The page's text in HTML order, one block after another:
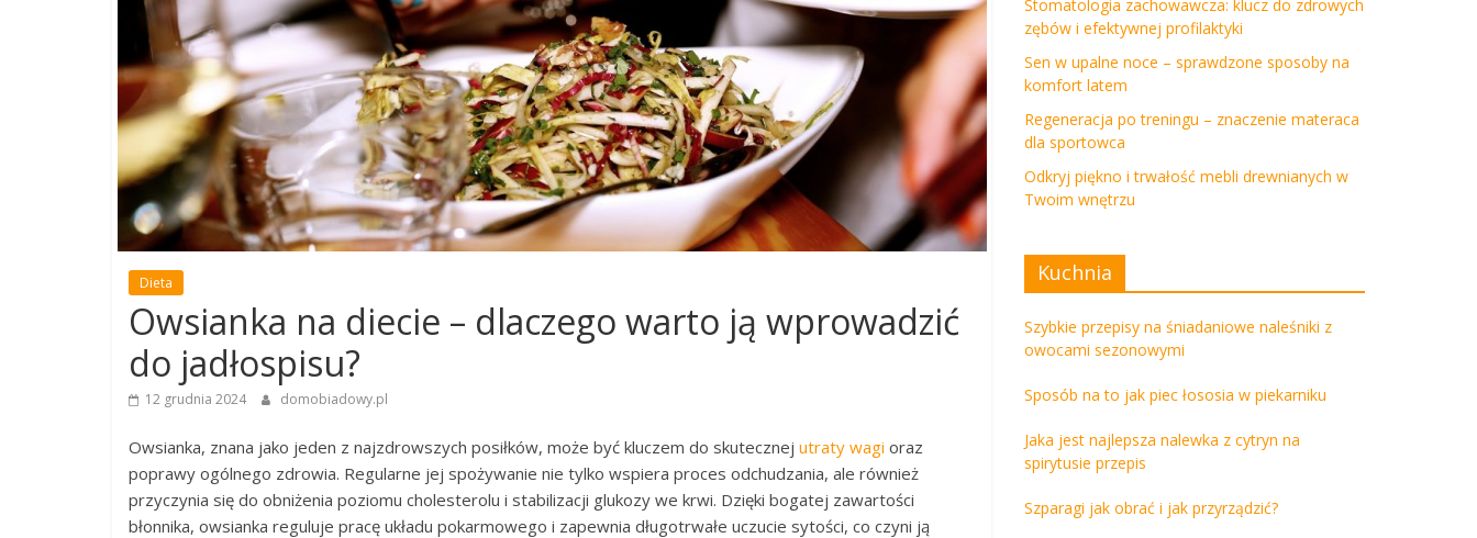
Dieta
Owsianka na diecie – dlaczego warto ją wprowadzić
do jadłospisu?
12 grudnia 2024 domobiadowy.pl
Owsianka, znana jako jeden z najzdrowszych posiłków, może być kluczem do skutecznej utraty wagi oraz
poprawy ogólnego zdrowia. Regularne jej spożywanie nie tylko wspiera proces odchudzania, ale również
przyczynia się do obniżenia poziomu cholesterolu i stabilizacji glukozy we krwi. Dzięki bogatej zawartości
błonnika, owsianka reguluje pracę układu pokarmowego i zapewnia długotrwałe uczucie sytości, co czyni ją
Stomatologia zachowawcza: klucz do zdrowych
zębów i efektywnej profilaktyki
Sen w upalne noce – sprawdzone sposoby na
komfort latem
Regeneracja po treningu – znaczenie materaca
dla sportowca
Odkryj piękno i trwałość mebli drewnianych w
Twoim wnętrzu
Kuchnia
Szybkie przepisy na śniadaniowe naleśniki z
owocami sezonowymi
Sposób na to jak piec łososia w piekarniku
Jaka jest najlepsza nalewka z cytryn na
spirytusie przepis
Szparagi jak obrać i jak przyrządzić?